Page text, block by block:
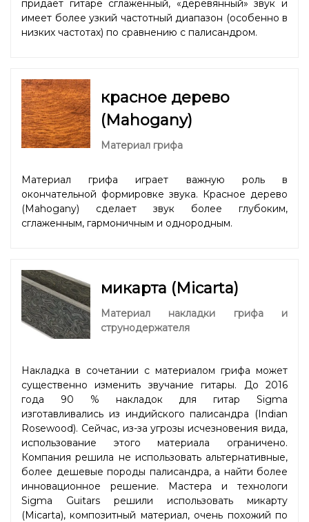
придает гитаре сглаженный, «деревянный» звук и
имеет более узкий частотный диапазон (особенно в
низких частотах) по сравнению с палисандром.
красное дерево
(Mahogany)
Материал грифа
Материал грифа играет важную роль в
окончательной формировке звука. Красное дерево
(Mahogany) сделает звук более глубоким,
сглаженным, гармоничным и однородным.
микарта (Micarta)
Материал накладки грифа и
струнодержателя
Накладка в сочетании с материалом грифа может
существенно изменить звучание гитары. До 2016
года 90 % накладок для гитар Sigma
изготавливались из индийского палисандра (Indian
Rosewood). Сейчас, из-за угрозы исчезновения вида,
использование этого материала ограничено.
Компания решила не использовать альтернативные,
более дешевые породы палисандра, а найти более
инновационное решение. Мастера и технологи
Sigma Guitars решили использовать микарту
(Micarta), композитный материал, очень похожий по